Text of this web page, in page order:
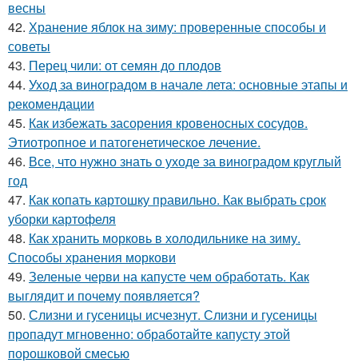
весны
42. Хранение яблок на зиму: проверенные способы и
советы
43. Перец чили: от семян до плодов
44. Уход за виноградом в начале лета: основные этапы и
рекомендации
45. Как избежать засорения кровеносных сосудов.
Этиотропное и патогенетическое лечение.
46. Все, что нужно знать о уходе за виноградом круглый
год
47. Как копать картошку правильно. Как выбрать срок
уборки картофеля
48. Как хранить морковь в холодильнике на зиму.
Способы хранения моркови
49. Зеленые черви на капусте чем обработать. Как
выглядит и почему появляется?
50. Слизни и гусеницы исчезнут. Слизни и гусеницы
пропадут мгновенно: обработайте капусту этой
порошковой смесью